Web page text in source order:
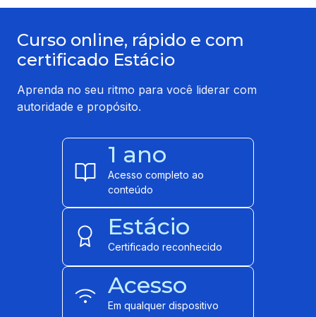
Curso online, rápido e com
certificado Estácio
Aprenda no seu ritmo para você liderar com
autoridade e propósito.
1 ano
Acesso completo ao
conteúdo
Estácio
Certificado reconhecido
Acesso
Em qualquer dispositivo